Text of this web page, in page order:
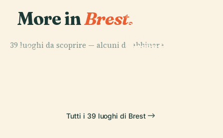
More inBrest.
39 luoghi da scoprire — alcuni da abbinare.
PLACE
PLACE
Centro per la
Bretone e
PLACE
Musée Des
Tutti i 39 luoghi di Brest